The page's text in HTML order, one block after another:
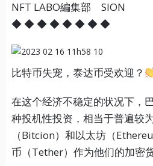
NFT LABO編集部 SION
◆ ◆ ◆ ◆ ◆ ◆ ◆ ◆
比特币失宠，泰达币受欢迎？
在这个经济不稳定的状况下，
种投机性投资，相当于普遍较
（Bitcion）和以太坊（
币（Tether）作为他们的加密